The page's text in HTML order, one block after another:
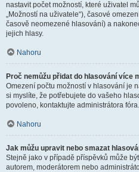
nastavit počet možností, které uživatel
„Možností na uživatele“), časové
časově neomezené hlasování) a
jejich hlasy.
Nahoru
Proč nemůžu přidat do hlasování více
Omezení počtu možností v hlasování je
si myslíte, že potřebujete do vašeho
povoleno, kontaktujte administrátora fóra.
Nahoru
Jak můžu upravit nebo smazat
Stejně jako v případě příspěvků může
autorem, moderátorem nebo